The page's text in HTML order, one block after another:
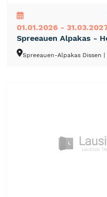
01.01.2026 -
Spreeauen Alpakas -
Spreeauen-Alpakas Dissen